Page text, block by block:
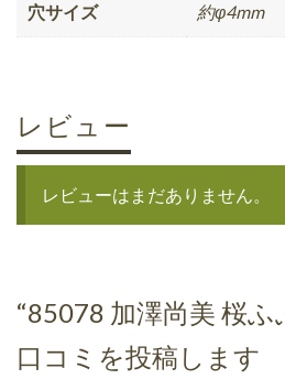
穴サイズ 約φ4mm
レビュー
レビューはまだありません。
“85078 加澤尚美 桜ふ
口コミを投稿します